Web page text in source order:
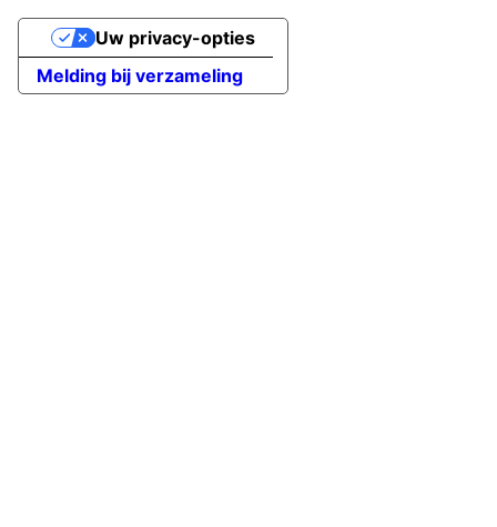
Melding bij verzameling
Uw privacy-opties